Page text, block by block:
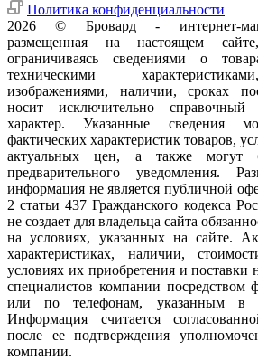
Политика конфиденциальности
2026 © Бровард - интернет-
размещенная на настоящем
ограничиваясь сведениями о
техническими
изображениями, наличии, сроках
носит исключительно
характер. Указанные сведения
фактических характеристик товаров,
актуальных цен, а также могут
предварительного уведомления.
информация не является публичной
2 статьи 437 Гражданского кодекса
не создает для владельца сайта
на условиях, указанных на сайте.
характеристиках, наличии,
условиях их приобретения и поставки
специалистов компании посредством
или по телефонам, указанным в
Информация считается
после ее подтверждения
компании.